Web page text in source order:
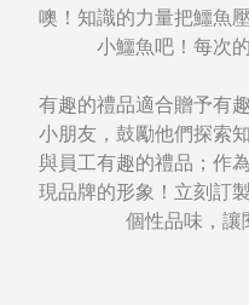
噢！知識的力量把鱷魚
小鱷魚吧！每次
有趣的禮品適合贈予有
小朋友，鼓勵他們探索
與員工有趣的禮品；作
現品牌的形象！立刻訂
個性品味，讓